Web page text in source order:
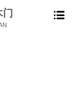
门